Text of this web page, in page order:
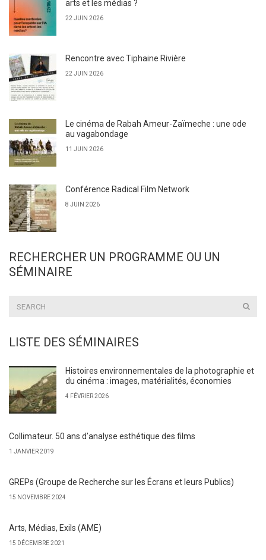
arts et les médias ?
22 JUIN 2026
Rencontre avec Tiphaine Rivière
22 JUIN 2026
Le cinéma de Rabah Ameur-Zaïmeche : une ode
au vagabondage
11 JUIN 2026
Conférence Radical Film Network
8 JUIN 2026
RECHERCHER UN PROGRAMME OU UN
SÉMINAIRE
LISTE DES SÉMINAIRES
Histoires environnementales de la photographie et
du cinéma : images, matérialités, économies
4 FÉVRIER 2026
Collimateur. 50 ans d’analyse esthétique des films
1 JANVIER 2019
GREPs (Groupe de Recherche sur les Écrans et leurs Publics)
15 NOVEMBRE 2024
Arts, Médias, Exils (AME)
15 DÉCEMBRE 2021